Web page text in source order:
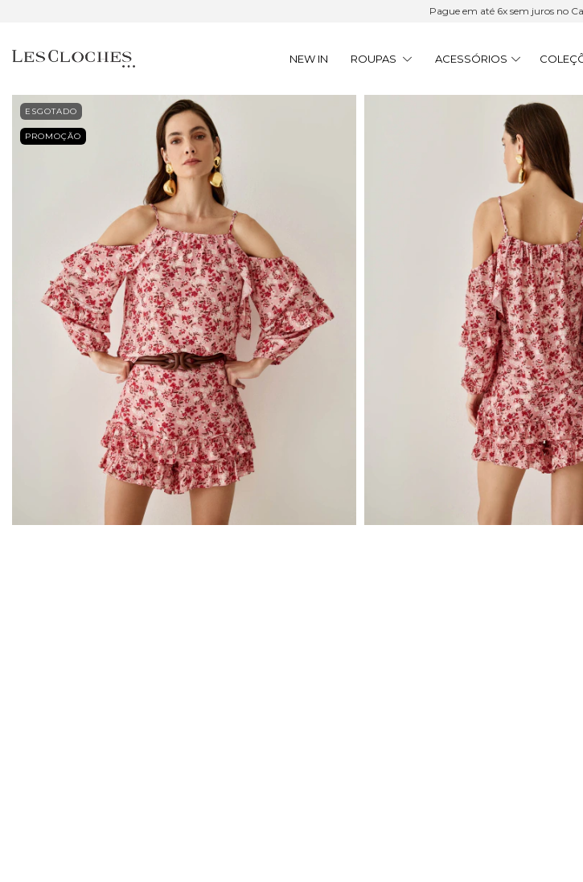
Pague em até 6x sem juros no
NEW IN ROUPAS ACESSÓRIOS
ESGOTADO
PROMOÇÃO